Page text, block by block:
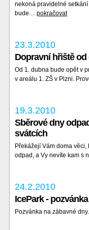
nekoná pravidelné
bude… pokračovat
23.3.2010
Dopravní hřiště
Od 1. dubna bude opět v
v areálu 1. ZŠ v Plzni.
19.3.2010
Sběrové dny
svátcích
Překážejí Vám doma
odpad, a Vy nevíte kam s
24.2.2010
IcePark -
Pozvánka na zábavné dny.